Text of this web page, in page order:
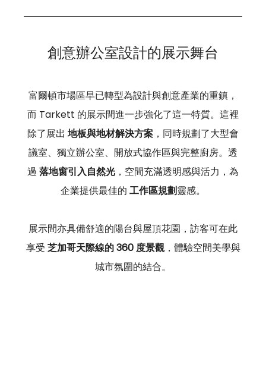
創意辦公室設計的展示舞台
富爾頓市場區早已轉型為設計與創意產業的重鎮，
而 Tarkett 的展示間進一步強化了這一特質。這裡
除了展出 地板與地材解決方案 ，同時規劃了大型會
議室、獨立辦公室、開放式協作區與完整廚房。透
過 落地窗引入自然光 ，空間充滿透明感與活力，為
企業提供最佳的 工作區規劃靈感。
展示間亦具備舒適的陽台與屋頂花園，訪客可在此
享受 芝加哥天際線的 360 度景觀，體驗空間美學與
城市氛圍的結合。